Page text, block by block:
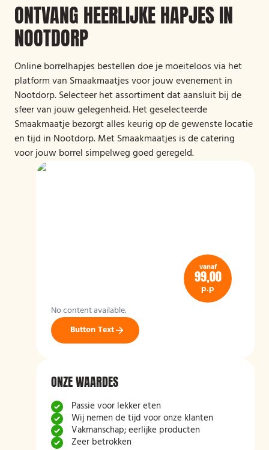
ONTVANG HEERLIJKE HAPJES IN
NOOTDORP
Online borrelhapjes bestellen doe je moeiteloos via het
platform van Smaakmaatjes voor jouw evenement in
Nootdorp. Selecteer het assortiment dat aansluit bij de
sfeer van jouw gelegenheid. Het geselecteerde
Smaakmaatje bezorgt alles keurig op de gewenste locatie
en tijd in Nootdorp. Met Smaakmaatjes is de catering
voor jouw borrel simpelweg goed geregeld.
vanaf
99,00
p.p
No content available.
Button Text
ONZE WAARDES
Passie voor lekker eten
Wij nemen de tijd voor onze klanten
Vakmanschap; eerlijke producten
Zeer betrokken